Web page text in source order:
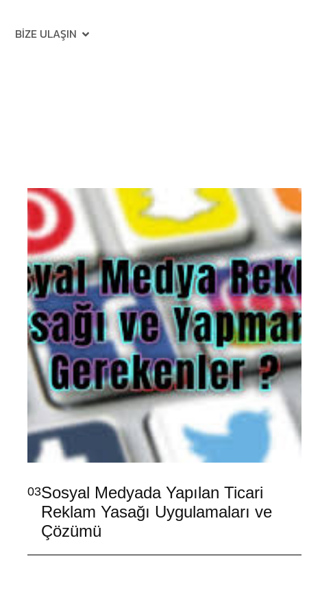
BIZE ULAŞIN
03Sosyal Medyada Yapılan Ticari
Reklam Yasağı Uygulamaları ve
Çözümü